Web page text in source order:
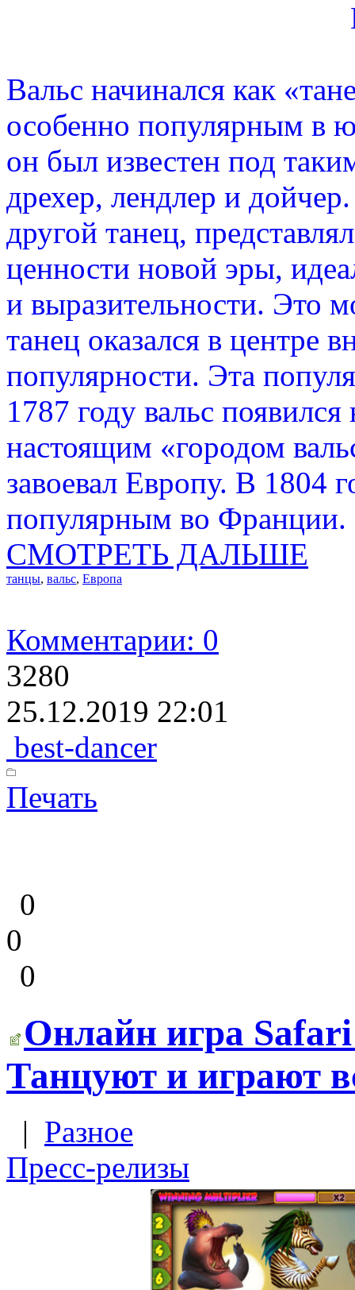
Вальс начинался как
особенно популярным в
он был известен под
дрехер, лендлер и
другой танец,
ценности новой эры,
и выразительности. Это
танец оказался в центре
популярности. Эта
1787 году вальс
настоящим «городом
завоевал Европу. В 1804
популярным во Франции.
СМОТРЕТЬ ДАЛЬШЕ
танцы, вальс, Европа
Комментарии: 0
3280
25.12.2019 22:01
best-dancer
Печать
0
0
0
Онлайн игра
Танцуют и играют
| Разное
Пресс-релизы